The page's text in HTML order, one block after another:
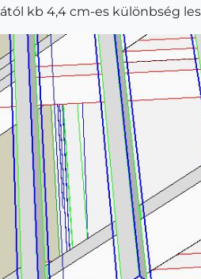
kb 4,4 cm-es különbség